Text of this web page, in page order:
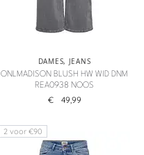
DAMES, JEANS
ONLMADISON BLUSH HW WID DNM
REA0938 NOOS
€ 49,99
2 voor €90